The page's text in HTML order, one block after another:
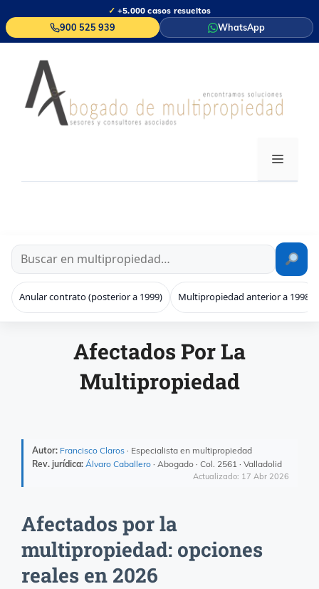
al
contenido
✓ +5.000 casos resueltos
900 525 939 WhatsApp
MENÚ
Anular contrato (posterior a 1999) Multipropiedad anterior a 1998
Afectados Por La
Multipropiedad
Autor: Francisco Claros · Especialista en multipropiedad
Rev. jurídica: Álvaro Caballero · Abogado · Col. 2561 · Valladolid
Actualizado: 17 Abr 2026
Afectados por la
multipropiedad: opciones
reales en 2026